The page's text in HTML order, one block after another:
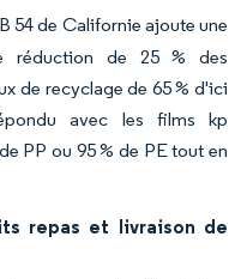
54 de Californie ajoute une
réduction de 25 % des
de recyclage de 65 % d'ici
avec les films kp
PP ou 95 % de PE tout en
repas et livraison de